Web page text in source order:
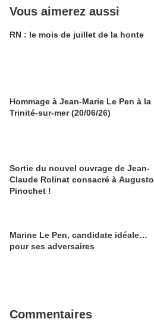
Vous aimerez aussi
RN : le mois de juillet de la honte
Hommage à Jean-Marie Le Pen à la
Trinité-sur-mer (20/06/26)
Sortie du nouvel ouvrage de Jean-
Claude Rolinat consacré à Augusto
Pinochet !
Marine Le Pen, candidate idéale…
pour ses adversaires
Commentaires